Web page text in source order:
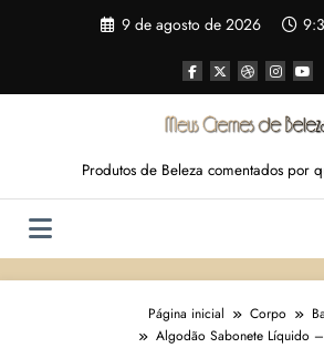
9 de agosto de 2026
Produtos de Beleza comentados por
Página inicial Corpo
Algodão Sabonete Líquido